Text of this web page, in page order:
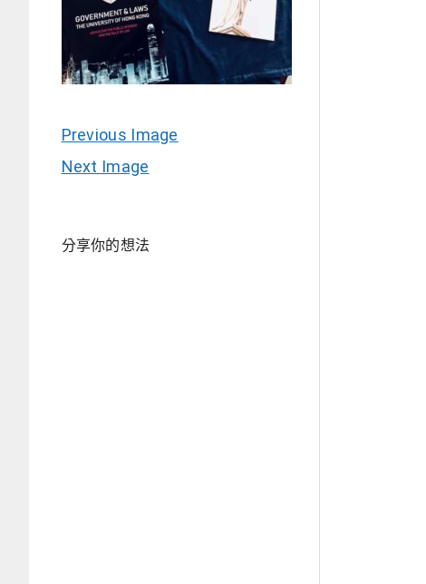
Previous Image
Next Image
分享你的想法